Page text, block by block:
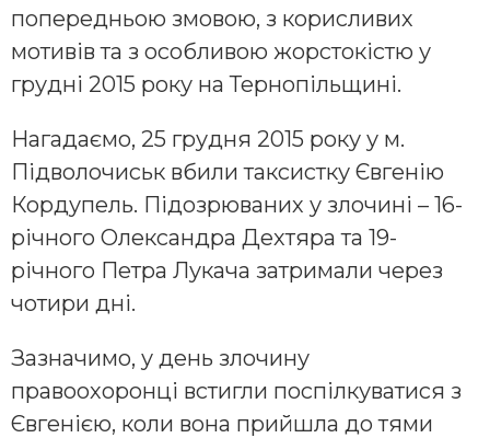
попередньою змовою, з корисливих
мотивів та з особливою жорстокістю у
грудні 2015 року на Тернопільщині.
Нагадаємо, 25 грудня 2015 року у м.
Підволочиськ вбили таксистку Євгенію
Кордупель. Підозрюваних у злочині – 16-
річного Олександра Дехтяра та 19-
річного Петра Лукача затримали через
чотири дні.
Зазначимо, у день злочину
правоохоронці встигли поспілкуватися з
Євгенією, коли вона прийшла до тями